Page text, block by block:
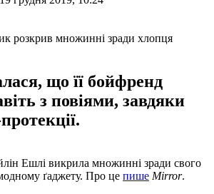
що її бойфренд
з повіями, завдяки
Ешлі викрила множинні зради свого
ґаджету. Про це пише Mirror.